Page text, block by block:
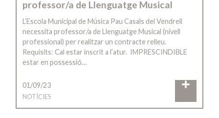
professor/a de Llenguatge Musical
L’Escola Municipal de Música Pau Casals del Vendrell
necessita professor/a de Llenguatge Musical (nivell
professional) per realitzar un contracte relleu.
Requisits: Cal estar inscrit a l’atur. IMPRESCINDIBLE
estar en possessió…
01/09/23
NOTÍCIES